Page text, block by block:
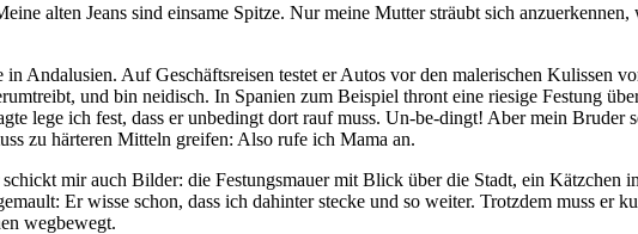
alten Jeans sind einsame Spitze. Nur meine Mutter sträubt sich
Andalusien. Auf Geschäftsreisen testet er Autos vor den malerischen Kulissen
und bin neidisch. In Spanien zum Beispiel thront eine riesige Festung
lege ich fest, dass er unbedingt dort rauf muss. Un-be-dingt! Aber mein
zu härteren Mitteln greifen: Also rufe ich Mama an.
mir auch Bilder: die Festungsmauer mit Blick über die Stadt, ein Kätzchen
Er wisse schon, dass ich dahinter stecke und so weiter. Trotzdem muss er
wegbewegt.